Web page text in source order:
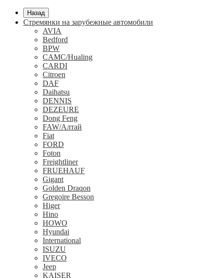
Назад
Стремянки на зарубежные автомобили
AVIA
Bedford
BPW
CAMC/Hualing
CARDI
Citroen
DAF
Daihatsu
DENNIS
DEZEURE
Dong Feng
FAW/Алтай
Fiat
FORD
Foton
Freightliner
FRUEHAUF
Gigant
Golden Draqon
Gregoire Besson
Higer
Hino
HOWO
Hyundai
International
ISUZU
IVECO
Jeep
KAISER